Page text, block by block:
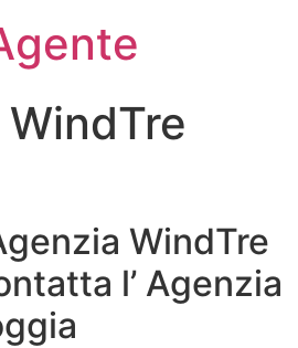
WindTre
l’ Agenzia